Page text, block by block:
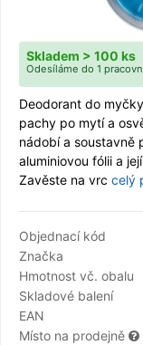
Skladem > 100 ks
Odesíláme do 1
Deodorant do
pachy po mytí a
nádobí a soustavně
aluminiovou fólii a
Zavěste na vrc celý
Objednací kód
Značka
Hmotnost vč. obalu
Skladové balení
EAN
Místo na prodejně